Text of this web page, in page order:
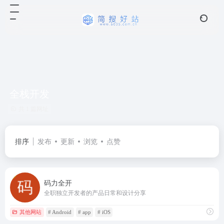
排序 发布 更新 浏览 点赞
码力全开
全职独立开发者的产品日常和设计分享
其他网站 # Android # app # iOS